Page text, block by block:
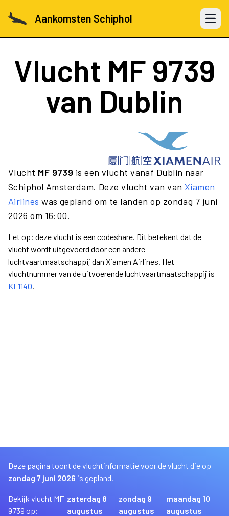
Aankomsten Schiphol Open
Vlucht MF 9739
van Dublin
Vlucht MF 9739 is een vlucht vanaf Dublin naar
Schiphol Amsterdam. Deze vlucht van vanXiamen
Airlines was gepland om te landen op zondag 7 juni
2026 om 16:00.
Let op: deze vlucht is een codeshare. Dit betekent dat de
vlucht wordt uitgevoerd door een andere
luchtvaartmaatschappij dan Xiamen Airlines. Het
vluchtnummer van de uitvoerende luchtvaartmaatschappij is
KL1140.
Deze pagina toont de vluchtinformatie voor de vlucht die op
zondag 7 juni 2026 is gepland.
Bekijk vlucht MF
9739 op:
zaterdag 8
augustus
zondag 9
augustus
maandag 10
augustus